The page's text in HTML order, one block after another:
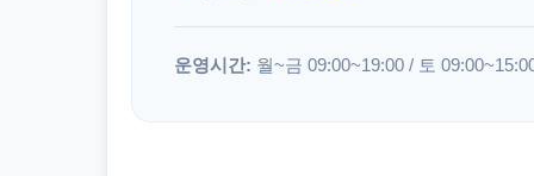
운영시간: 월~금 09:00~19:00 / 토